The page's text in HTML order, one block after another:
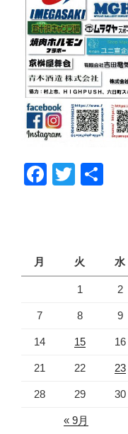
F
T
月
火 水
1 2
7 8 9
14 15 16
21 22 23
28 29 30
« 9月